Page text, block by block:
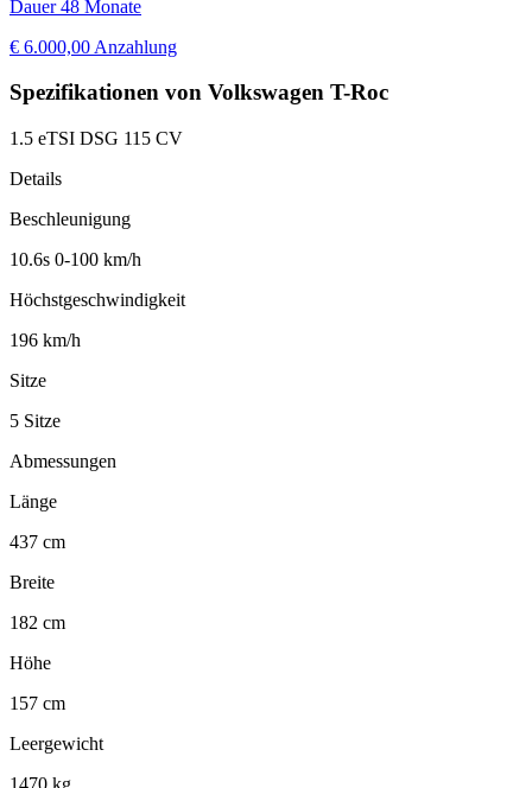
Dauer 48 Monate
€ 6.000,00 Anzahlung
Spezifikationen von Volkswagen T-Roc
1.5 eTSI DSG 115 CV
Details
Beschleunigung
10.6s 0-100 km/h
Höchstgeschwindigkeit
196 km/h
Sitze
5 Sitze
Abmessungen
Länge
437 cm
Breite
182 cm
Höhe
157 cm
Leergewicht